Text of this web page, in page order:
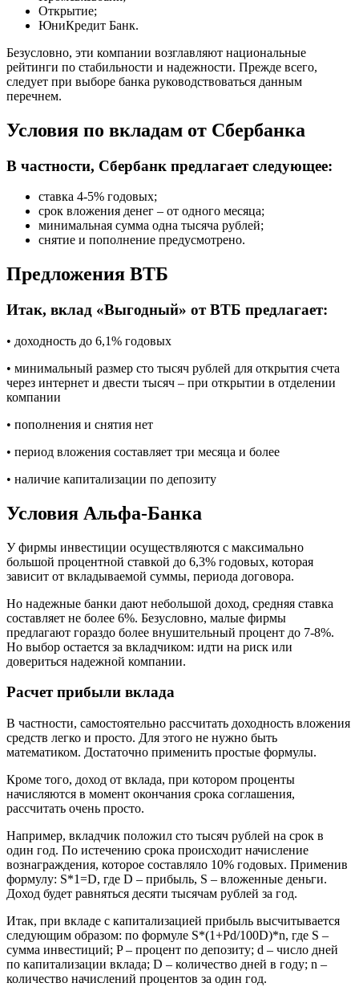
Открытие;
ЮниКредит Банк.
Безусловно, эти компании возглавляют национальные
рейтинги по стабильности и надежности. Прежде всего,
следует при выборе банка руководствоваться данным
перечнем.
Условия по вкладам от Сбербанка
В частности, Сбербанк предлагает следующее:
ставка 4-5% годовых;
срок вложения денег – от одного месяца;
минимальная сумма одна тысяча рублей;
снятие и пополнение предусмотрено.
Предложения ВТБ
Итак, вклад «Выгодный» от ВТБ предлагает:
• доходность до 6,1% годовых
• минимальный размер сто тысяч рублей для открытия счета
через интернет и двести тысяч – при открытии в отделении
компании
• пополнения и снятия нет
• период вложения составляет три месяца и более
• наличие капитализации по депозиту
Условия Альфа-Банка
У фирмы инвестиции осуществляются с максимально
большой процентной ставкой до 6,3% годовых, которая
зависит от вкладываемой суммы, периода договора.
Но надежные банки дают небольшой доход, средняя ставка
составляет не более 6%. Безусловно, малые фирмы
предлагают гораздо более внушительный процент до 7-8%.
Но выбор остается за вкладчиком: идти на риск или
довериться надежной компании.
Расчет прибыли вклада
В частности, самостоятельно рассчитать доходность вложения
средств легко и просто. Для этого не нужно быть
математиком. Достаточно применить простые формулы.
Кроме того, доход от вклада, при котором проценты
начисляются в момент окончания срока соглашения,
рассчитать очень просто.
Например, вкладчик положил сто тысяч рублей на срок в
один год. По истечению срока происходит начисление
вознаграждения, которое составляло 10% годовых. Применив
формулу: S*1=D, где D – прибыль, S – вложенные деньги.
Доход будет равняться десяти тысячам рублей за год.
Итак, при вкладе с капитализацией прибыль высчитывается
следующим образом: по формуле S*(1+Pd/100D)*n, где S –
сумма инвестиций; P – процент по депозиту; d – число дней
по капитализации вклада; D – количество дней в году; n –
количество начислений процентов за один год.